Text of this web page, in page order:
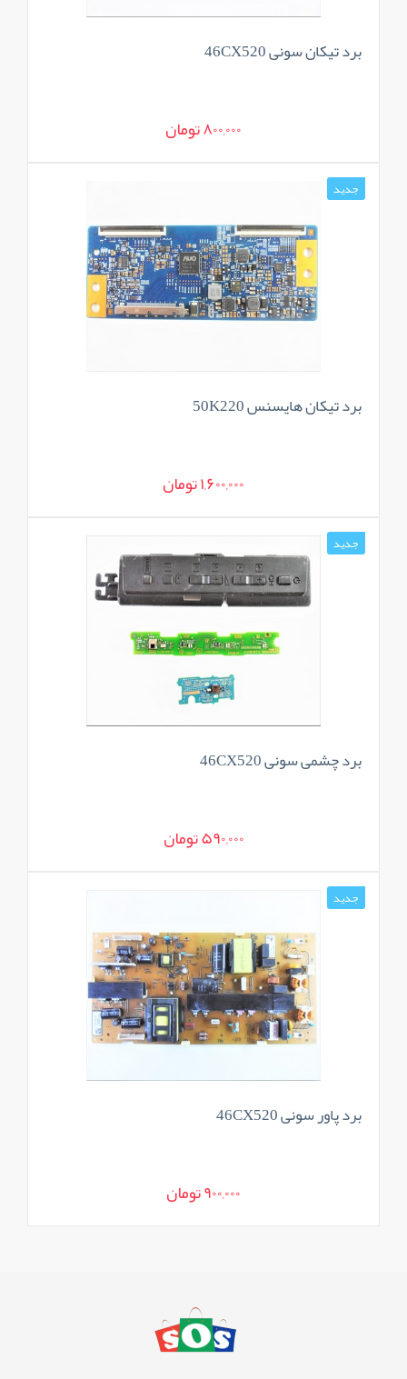
برد تیکان سونی 46CX520
800,000 تومان
جدید
برد تیکان هایسنس 50K220
1,600,000 تومان
جدید
برد چشمی سونی 46CX520
590,000 تومان
جدید
برد پاور سونی 46CX520
900,000 تومان